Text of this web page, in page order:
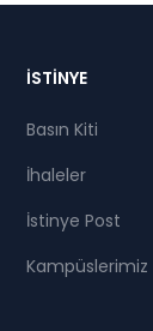
İSTİNYE
Basın Kiti
İhaleler
İstinye Post
Kampüslerimiz